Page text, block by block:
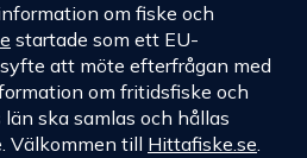
om fiske och
startade som ett EU-
att möte efterfrågan med
om fritidsfiske och
ska samlas och hållas
Välkommen till Hittafiske.se.